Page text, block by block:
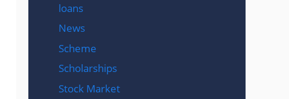
loans
News
Scheme
Scholarships
Stock Market